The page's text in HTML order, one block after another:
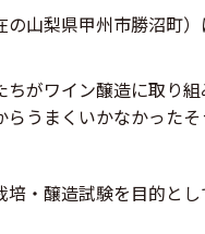
の山梨県甲州市勝沼町
がワイン醸造に取り
うまくいかなかったそ
培・醸造試験を目的と